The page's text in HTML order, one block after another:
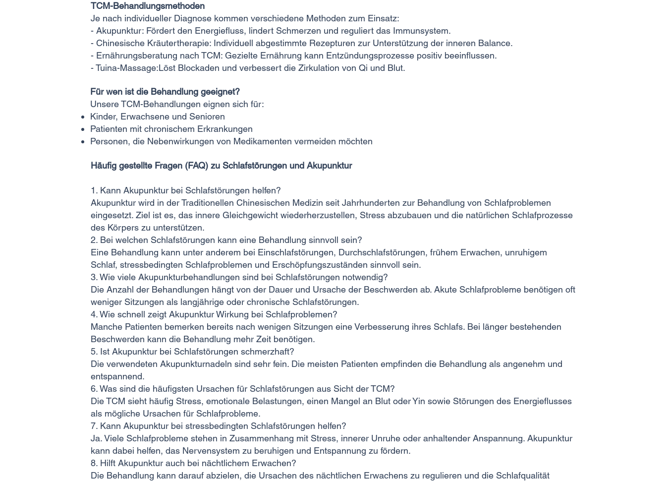
TCM-Behandlungsmethoden
Je nach individueller Diagnose kommen verschiedene Methoden zum Einsatz:
- Akupunktur: Fördert den Energiefluss, lindert Schmerzen und reguliert das Immunsystem.
- Chinesische Kräutertherapie: Individuell abgestimmte Rezepturen zur Unterstützung der inneren Balance.
- Ernährungsberatung nach TCM: Gezielte Ernährung kann Entzündungsprozesse positiv beeinflussen.
- Tuina-Massage:Löst Blockaden und verbessert die Zirkulation von Qi und Blut.
Für wen ist die Behandlung geeignet?
Unsere TCM-Behandlungen eignen sich für:
Kinder, Erwachsene und Senioren
Patienten mit chronischem Erkrankungen
Personen, die Nebenwirkungen von Medikamenten vermeiden möchten
Häufig gestellte Fragen (FAQ) zu Schlafstörungen und Akupunktur
1. Kann Akupunktur bei Schlafstörungen helfen?
Akupunktur wird in der Traditionellen Chinesischen Medizin seit Jahrhunderten zur Behandlung von Schlafproblemen
eingesetzt. Ziel ist es, das innere Gleichgewicht wiederherzustellen, Stress abzubauen und die natürlichen Schlafprozesse
des Körpers zu unterstützen.
2. Bei welchen Schlafstörungen kann eine Behandlung sinnvoll sein?
Eine Behandlung kann unter anderem bei Einschlafstörungen, Durchschlafstörungen, frühem Erwachen, unruhigem
Schlaf, stressbedingten Schlafproblemen und Erschöpfungszuständen sinnvoll sein.
3. Wie viele Akupunkturbehandlungen sind bei Schlafstörungen notwendig?
Die Anzahl der Behandlungen hängt von der Dauer und Ursache der Beschwerden ab. Akute Schlafprobleme benötigen oft
weniger Sitzungen als langjährige oder chronische Schlafstörungen.
4. Wie schnell zeigt Akupunktur Wirkung bei Schlafproblemen?
Manche Patienten bemerken bereits nach wenigen Sitzungen eine Verbesserung ihres Schlafs. Bei länger bestehenden
Beschwerden kann die Behandlung mehr Zeit benötigen.
5. Ist Akupunktur bei Schlafstörungen schmerzhaft?
Die verwendeten Akupunkturnadeln sind sehr fein. Die meisten Patienten empfinden die Behandlung als angenehm und
entspannend.
6. Was sind die häufigsten Ursachen für Schlafstörungen aus Sicht der TCM?
Die TCM sieht häufig Stress, emotionale Belastungen, einen Mangel an Blut oder Yin sowie Störungen des Energieflusses
als mögliche Ursachen für Schlafprobleme.
7. Kann Akupunktur bei stressbedingten Schlafstörungen helfen?
Ja. Viele Schlafprobleme stehen in Zusammenhang mit Stress, innerer Unruhe oder anhaltender Anspannung. Akupunktur
kann dabei helfen, das Nervensystem zu beruhigen und Entspannung zu fördern.
8. Hilft Akupunktur auch bei nächtlichem Erwachen?
Die Behandlung kann darauf abzielen, die Ursachen des nächtlichen Erwachens zu regulieren und die Schlafqualität